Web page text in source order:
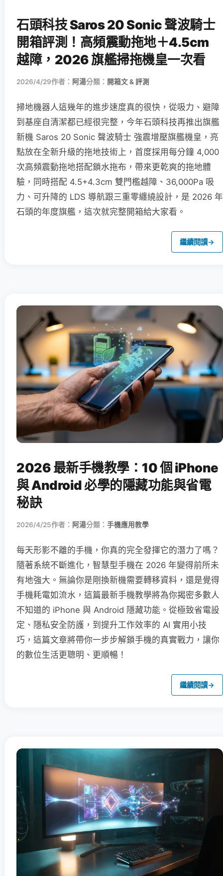
石頭科技 Saros 20 Sonic 聲波騎士
開箱評測！高頻震動拖地＋4.5cm
越障，2026 旗艦掃拖機皇一次看
2026/4/29作者： 阿湯分類： 開箱文 & 評測
掃地機器人這幾年的進步速度真的很快，從吸力、避障
到基座自清潔都已經很完整，今年石頭科技再推出旗艦
新機 Saros 20 Sonic 聲波騎士 強震增壓旗艦機皇，亮
點放在全新升級的拖地技術上，首度採用每分鐘 4,000
次高頻震動拖地搭配鎖水拖布，帶來更乾爽的拖地體
驗，同時搭配 4.5+4.3cm 雙門檻越障、36,000Pa 吸
力、可升降的 LDS 導航跟三重零纏繞設計，是 2026 年
石頭的年度旗艦，這次就完整開箱給大家看。
繼續閱讀→
2026 最新手機教學：10 個 iPhone
與 Android 必學的隱藏功能與省電
秘訣
2026/4/25作者： 阿湯分類： 手機應用教學
每天形影不離的手機，你真的完全發揮它的潛力了嗎？
隨著系統不斷進化，智慧型手機在 2026 年變得前所未
有地強大。無論你是剛換新機需要轉移資料，還是覺得
手機耗電如流水，這篇最新手機教學將為你揭密多數人
不知道的 iPhone 與 Android 隱藏功能。從極致省電設
定、隱私安全防護，到提升工作效率的 AI 實用小技
巧，這篇文章將帶你一步步解鎖手機的真實戰力，讓你
的數位生活更聰明、更順暢！
繼續閱讀→